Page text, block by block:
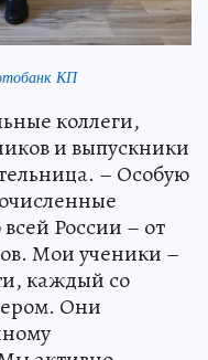
КП
коллеги,
и выпускники
– Особую
России – от
Мои ученики –
каждый со
Они